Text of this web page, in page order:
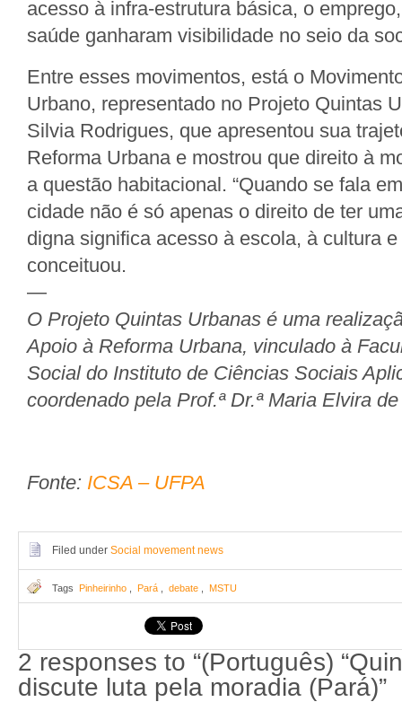
acesso à infra-estrutura básica, o
saúde ganharam visibilidade no seio da
Entre esses movimentos, está o
Urbano, representado no Projeto Quintas
Silvia Rodrigues, que apresentou sua
Reforma Urbana e mostrou que direito à
a questão habitacional. “Quando se fala
cidade não é só apenas o direito de ter
digna significa acesso à escola, à cultura e
conceituou.
—
O Projeto Quintas Urbanas é uma
Apoio à Reforma Urbana, vinculado à
Social do Instituto de Ciências Sociais
coordenado pela Prof.ª Dr.ª Maria Elvira
Fonte: ICSA – UFPA
Filed under Social movement news
Tags Pinheirinho Pará debate MSTU
2 responses to “(Português)
discute luta pela moradia (Pará)”